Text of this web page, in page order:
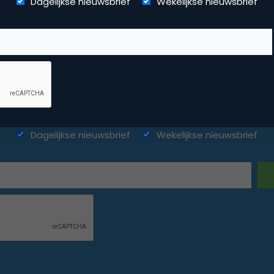
Elke dag vers. Mis
Dagelijkse nieuwsbrief Wekelijkse nieuwsbrief